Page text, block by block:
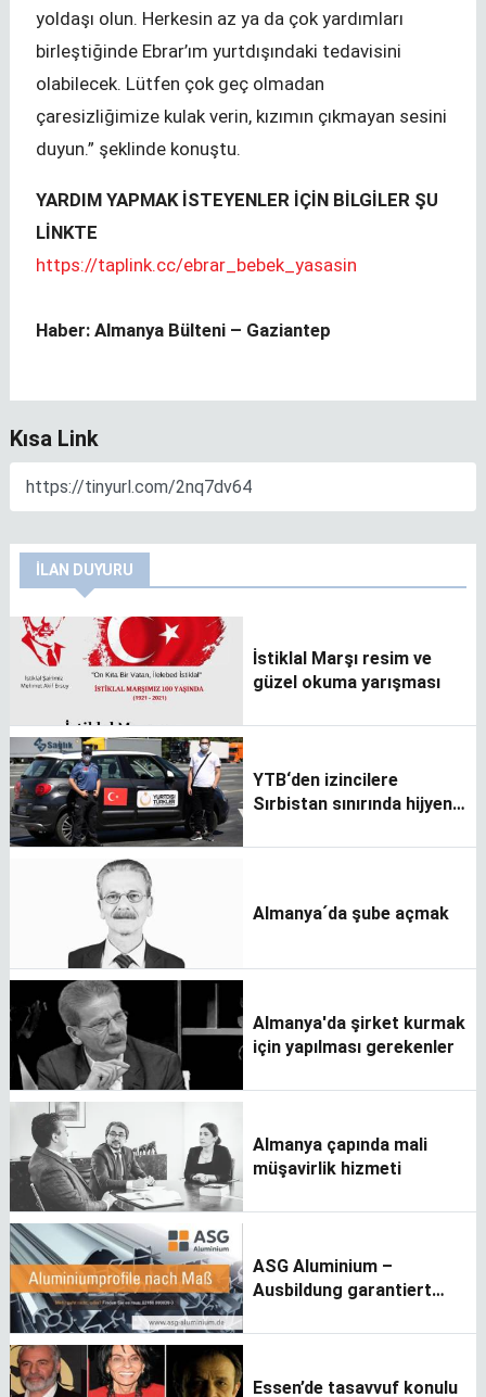
yoldaşı olun. Herkesin az ya da çok yardımları
birleştiğinde Ebrar’ım yurtdışındaki tedavisini
olabilecek. Lütfen çok geç olmadan
çaresizliğimize kulak verin, kızımın çıkmayan sesini
duyun.” şeklinde konuştu.
YARDIM YAPMAK İSTEYENLER İÇİN BİLGİLER ŞU
LİNKTE
https://taplink.cc/ebrar_bebek_yasasin
Haber: Almanya Bülteni – Gaziantep
Kısa Link
İLAN DUYURU
İstiklal Marşı resim ve
güzel okuma yarışması
YTB‘den izincilere
Sırbistan sınırında hijyen
Almanya´da şube açmak
Almanya'da şirket kurmak
için yapılması gerekenler
Almanya çapında mali
müşavirlik hizmeti
ASG Aluminium –
Ausbildung garantiert
Essen’de tasavvuf konulu